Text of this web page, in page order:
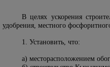
В целях ускорения
удобрения, местного
1. Установить, что:
а) месторасположением